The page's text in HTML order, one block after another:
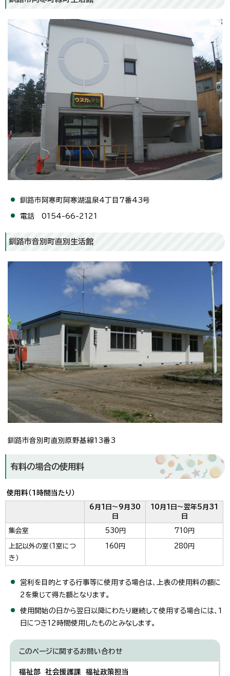
釧路市阿寒町阿寒湖温泉4丁目7番43号
電話 0154-66-2121
釧路市音別町直別生活館
釧路市音別町直別原野基線13番3
有料の場合の使用料
使用料（1時間当たり）
6月1日～9月30
日
10月1日～翌年5月31
日
集会室 530円 710円
上記以外の室（1室につ
き）
160円 280円
営利を目的とする行事等に使用する場合は、上表の使用料の額に
2を乗じて得た額となります。
使用開始の日から翌日以降にわたり継続して使用する場合には、1
日につき12時間使用したものとみなします。
このページに関するお問い合わせ
福祉部 社会援護課 福祉政策担当